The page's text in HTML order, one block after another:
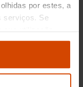
por estes, a
serviços. Se
sua utilização.
e
de
Lisboa